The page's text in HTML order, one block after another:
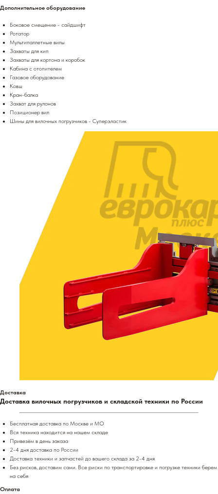
Дополнительное оборудование
Боковое смещение - сайдшифт
Ротатор
Мультипаллетные вилы
Захваты для кип
Захваты для кортона и коробок
Кабина с отопителем
Газовое оборудование
Ковш
Кран-балка
Захват для рулонов
Позиционер вил
Шины для вилочных погрузчиков - Суперэластик
Доставка
Доставка вилочных погрузчиков и складской техники по России
Бесплатная доставка по Москве и МО
Вся техника находится на нашем складе
Привезём в день заказа
2-4 дня доставка по России
Доставка техники и запчастей до вашего склада за 2-4 дня
Без рисков, доставим сами. Все риски по транспортировке и погрузке техники берем
на себя
Оплата